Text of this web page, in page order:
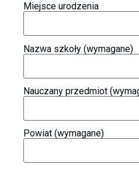
Miejsce urodzenia
Nazwa szkoły (wymagane)
Nauczany przedmiot
Powiat (wymagane)